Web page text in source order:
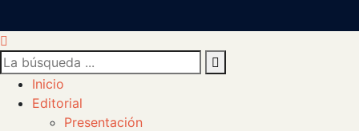
Inicio
Editorial
Presentación